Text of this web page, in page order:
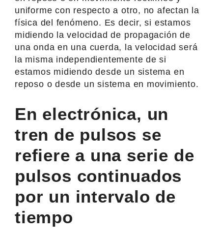
uniforme con respecto a otro, no afectan la
física del fenómeno. Es decir, si estamos
midiendo la velocidad de propagación de
una onda en una cuerda, la velocidad será
la misma independientemente de si
estamos midiendo desde un sistema en
reposo o desde un sistema en movimiento.
En electrónica, un
tren de pulsos se
refiere a una serie de
pulsos continuados
por un intervalo de
tiempo